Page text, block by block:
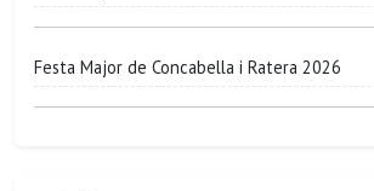
Festa Major de Concabella i Ratera 2026